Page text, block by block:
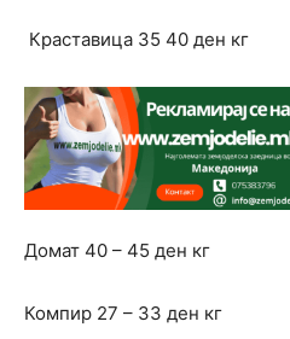
Краставица 35 40 ден кг
Домат 40 – 45 ден кг
Компир 27 – 33 ден кг